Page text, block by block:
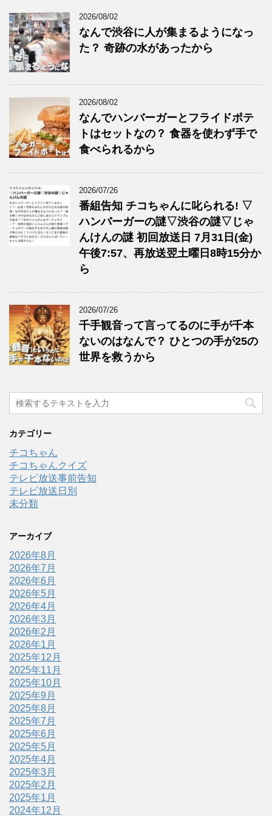
2026/08/02
なんで渋谷に人が集まるようになっ
た？ 奇跡の水があったから
2026/08/02
なんでハンバーガーとフライドポテ
トはセットなの？ 食器を使わず手で
食べられるから
2026/07/26
番組告知 チコちゃんに叱られる! ▽
ハンバーガーの謎▽渋谷の謎▽じゃ
んけんの謎 初回放送日 7月31日(金)
午後7:57、再放送翌土曜日8時15分か
ら
2026/07/26
千手観音って言ってるのに手が千本
ないのはなんで？ ひとつの手が25の
世界を救うから
カテゴリー
チコちゃん
チコちゃんクイズ
テレビ放送事前告知
テレビ放送日別
未分類
アーカイブ
2026年8月
2026年7月
2026年6月
2026年5月
2026年4月
2026年3月
2026年2月
2026年1月
2025年12月
2025年11月
2025年10月
2025年9月
2025年8月
2025年7月
2025年6月
2025年5月
2025年4月
2025年3月
2025年2月
2025年1月
2024年12月